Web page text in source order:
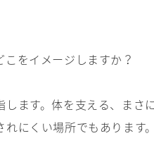
をイメージしますか？
ます。体を支える、まさ
にくい場所でもあります。